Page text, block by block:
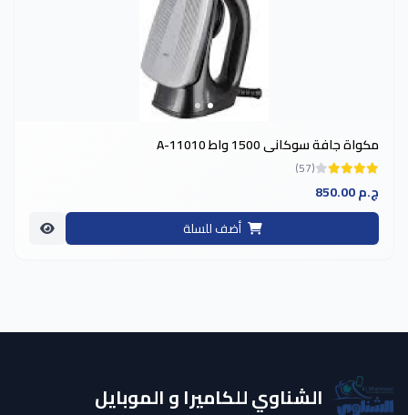
مكواة جافة سوكاني 1500 واط A-11010
(57)
850.00 ج.م
أضف للسلة
الشناوي للكاميرا و الموبايل